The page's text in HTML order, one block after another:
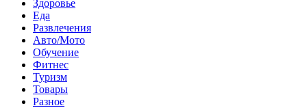
Здоровье
Еда
Развлечения
Авто/Мото
Обучение
Фитнес
Туризм
Товары
Разное